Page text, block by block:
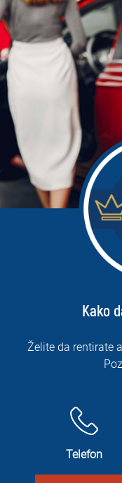
Kako
Želite da rentirate
Telefon